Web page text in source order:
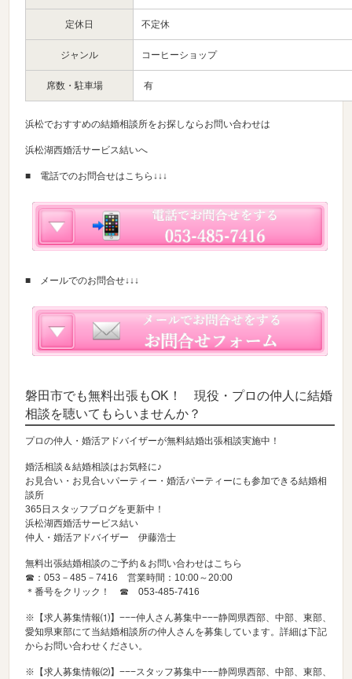
定休日 不定休
ジャンル コーヒーショップ
席数・駐車場 有
浜松でおすすめの結婚相談所をお探しならお問い合わせは
浜松湖西婚活サービス結いへ
■ 電話でのお問合せはこちら↓↓↓
■ メールでのお問合せ↓↓↓
磐田市でも無料出張もOK！ 現役・プロの仲人に結婚
相談を聴いてもらいませんか？
プロの仲人・婚活アドバイザーが無料結婚出張相談実施中！
婚活相談＆結婚相談はお気軽に♪
お見合い・お見合いパーティー・婚活パーティーにも参加できる結婚相
談所
365日スタッフブログを更新中！
浜松湖西婚活サービス結い
仲人・婚活アドバイザー 伊藤浩士
無料出張結婚相談のご予約＆お問い合わせはこちら
☎：053－485－7416 営業時間：10:00～20:00
＊番号をクリック！ ☎053-485-7416
※【求人募集情報⑴】−−−仲人さん募集中−−−静岡県西部、中部、東部、
愛知県東部にて当結婚相談所の仲人さんを募集しています。詳細は下記
からお問い合わせください。
※【求人募集情報⑵】−−−スタッフ募集中−−−静岡県西部、中部、東部、